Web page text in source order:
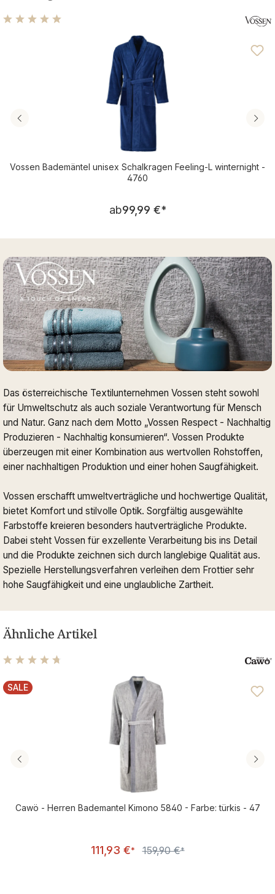
Durchschnittliche Bewertung von 5 von 5 Sternen
Vossen Bademäntel unisex Schalkragen Feeling-L winternight -
4760
Regulärer Preis:
ab99,99 €*
Das österreichische Textilunternehmen Vossen steht sowohl
für Umweltschutz als auch soziale Verantwortung für Mensch
und Natur. Ganz nach dem Motto „Vossen Respect - Nachhaltig
Produzieren - Nachhaltig konsumieren“. Vossen Produkte
überzeugen mit einer Kombination aus wertvollen Rohstoffen,
einer nachhaltigen Produktion und einer hohen Saugfähigkeit.
Vossen erschafft umweltverträgliche und hochwertige Qualität,
bietet Komfort und stilvolle Optik. Sorgfältig ausgewählte
Farbstoffe kreieren besonders hautverträgliche Produkte.
Dabei steht Vossen für exzellente Verarbeitung bis ins Detail
und die Produkte zeichnen sich durch langlebige Qualität aus.
Spezielle Herstellungsverfahren verleihen dem Frottier sehr
hohe Saugfähigkeit und eine unglaubliche Zartheit.
Ähnliche Artikel
Durchschnittliche Bewertung von 4.81 von 5 Sternen
RABATT
SALE
Cawö - Herren Bademantel Kimono 5840 - Farbe: türkis - 47
111,93 €* Regulärer Preis:
159,90 €*